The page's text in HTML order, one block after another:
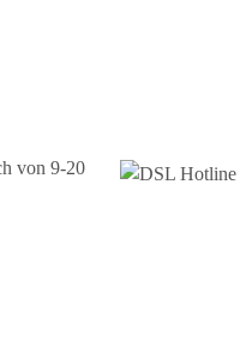
von 9-20